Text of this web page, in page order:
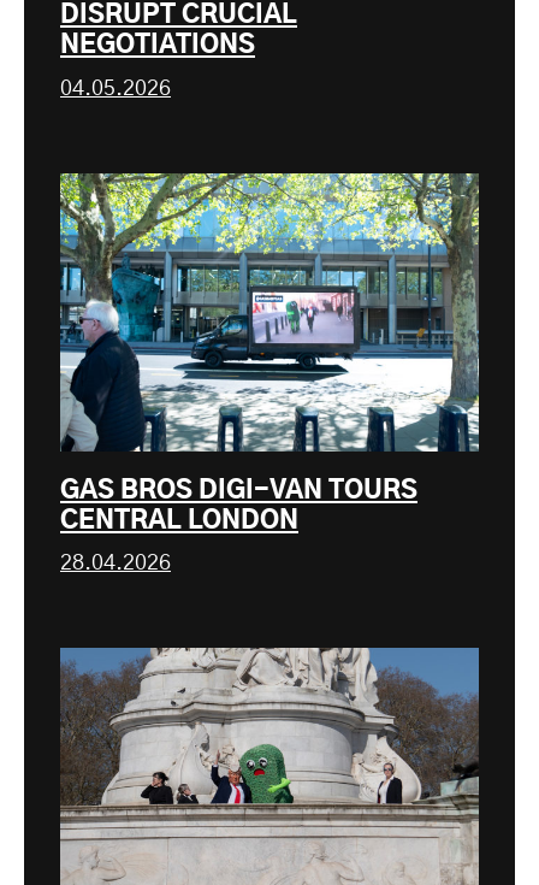
DISRUPT CRUCIAL
NEGOTIATIONS
04.05.2026
GAS BROS DIGI-VAN TOURS
CENTRAL LONDON
28.04.2026